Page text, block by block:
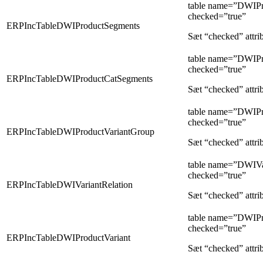
ERPIncTableDWIProductSegments
table
checked=”true”
Sæt “checked”
ERPIncTableDWIProductCatSegments
table
checked=”true”
Sæt “checked”
ERPIncTableDWIProductVariantGroup
table
checked=”true”
Sæt “checked”
ERPIncTableDWIVariantRelation
table
checked=”true”
Sæt “checked”
ERPIncTableDWIProductVariant
table
checked=”true”
Sæt “checked”